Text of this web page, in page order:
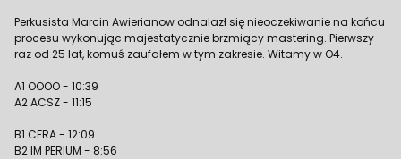
Perkusista Marcin Awierianow odnalazł się nieoczekiwanie na końcu
procesu wykonując majestatycznie brzmiący mastering. Pierwszy
raz od 25 lat, komuś zaufałem w tym zakresie. Witamy w O4.
A1 OOOO - 10:39
A2 ACSZ - 11:15
B1 CFRA - 12:09
B2 IM PERIUM - 8:56